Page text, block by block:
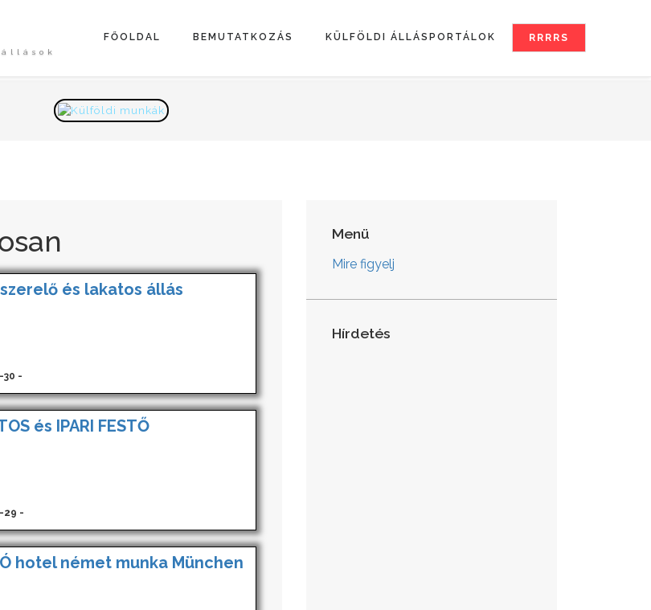
RRRRS
FŐOLDAL BEMUTATKOZÁS KÜLFÖLDI ÁLLÁSPORTÁLOK
és lakatos állás
30 -
és IPARI FESTŐ
29 -
hotel német munka München
Menü
Mire figyelj
Hírdetés